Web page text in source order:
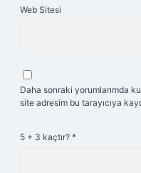
Web Sitesi
Daha sonraki yorumlarımda
site adresim bu tarayıcıya
5 + 3 kaçtır? *